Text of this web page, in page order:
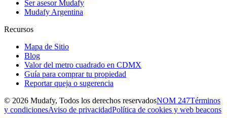
Ser asesor Mudafy
Mudafy Argentina
Recursos
Mapa de Sitio
Blog
Valor del metro cuadrado en CDMX
Guía para comprar tu propiedad
Reportar queja o sugerencia
© 2026 Mudafy, Todos los derechos reservadosNOM 247Términos
y condicionesAviso de privacidadPolítica de cookies y web beacons